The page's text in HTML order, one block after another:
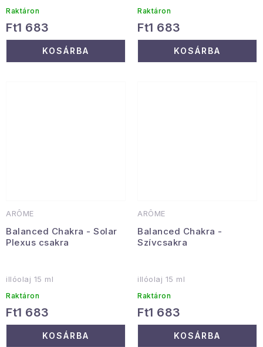
Raktáron
Ft1 683
KOSÁRBA
Raktáron
Ft1 683
KOSÁRBA
ARÔME
Balanced Chakra - Solar
Plexus csakra
illóolaj 15 ml
Raktáron
Ft1 683
KOSÁRBA
ARÔME
Balanced Chakra -
Szívcsakra
illóolaj 15 ml
Raktáron
Ft1 683
KOSÁRBA